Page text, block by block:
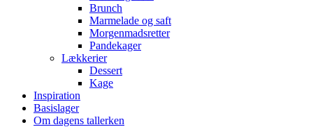
Brunch
Marmelade og saft
Morgenmadsretter
Pandekager
Lækkerier
Dessert
Kage
Inspiration
Basislager
Om dagens tallerken